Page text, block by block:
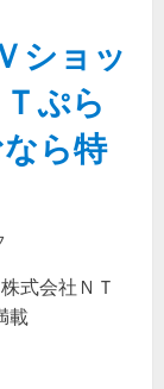
ショッ
ぷら
ら特
式会社ＮＴ
載